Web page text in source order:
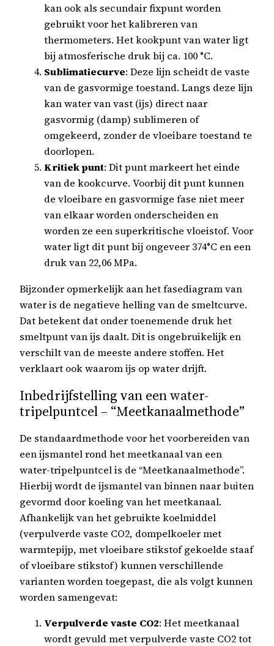
kan ook als secundair fixpunt worden
gebruikt voor het kalibreren van
thermometers. Het kookpunt van water ligt
bij atmosferische druk bij ca. 100 °C.
Sublimatiecurve: Deze lijn scheidt de vaste
van de gasvormige toestand. Langs deze lijn
kan water van vast (ijs) direct naar
gasvormig (damp) sublimeren of
omgekeerd, zonder de vloeibare toestand te
doorlopen.
Kritiek punt: Dit punt markeert het einde
van de kookcurve. Voorbij dit punt kunnen
de vloeibare en gasvormige fase niet meer
van elkaar worden onderscheiden en
worden ze een superkritische vloeistof. Voor
water ligt dit punt bij ongeveer 374°C en een
druk van 22,06 MPa.
Bijzonder opmerkelijk aan het fasediagram van
water is de negatieve helling van de smeltcurve.
Dat betekent dat onder toenemende druk het
smeltpunt van ijs daalt. Dit is ongebruikelijk en
verschilt van de meeste andere stoffen. Het
verklaart ook waarom ijs op water drijft.
Inbedrijfstelling van een water-
tripelpuntcel – “Meetkanaalmethode”
De standaardmethode voor het voorbereiden van
een ijsmantel rond het meetkanaal van een
water-tripelpuntcel is de “Meetkanaalmethode”.
Hierbij wordt de ijsmantel van binnen naar buiten
gevormd door koeling van het meetkanaal.
Afhankelijk van het gebruikte koelmiddel
(verpulverde vaste CO2, dompelkoeler met
warmtepijp, met vloeibare stikstof gekoelde staaf
of vloeibare stikstof) kunnen verschillende
varianten worden toegepast, die als volgt kunnen
worden samengevat:
Verpulverde vaste CO2: Het meetkanaal
wordt gevuld met verpulverde vaste CO2 tot